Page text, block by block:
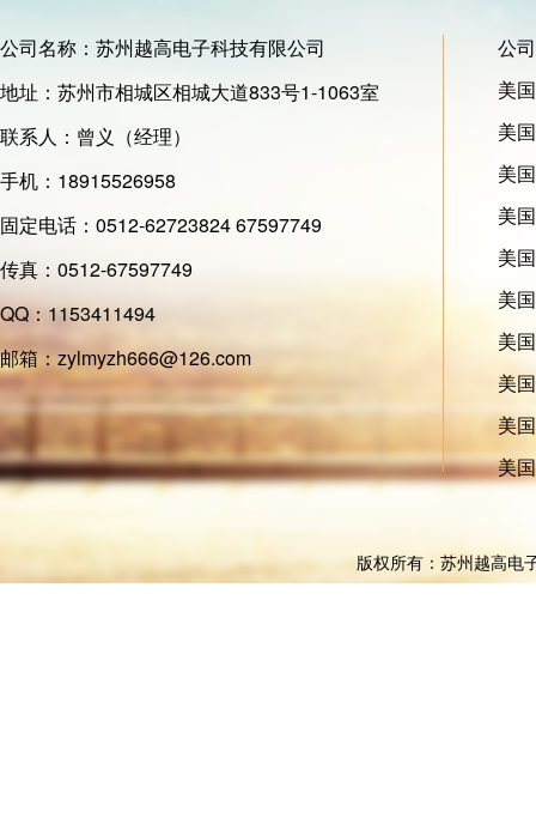
公司名称：苏州越高电子科技有限公司
地址：苏州市相城区相城大道833号1-1063室
联系人：曾义（经理）
手机：18915526958
固定电话：0512-62723824 67597749
传真：0512-67597749
QQ：1153411494
邮箱：zylmyzh666@126.com
公
美
美
美
美
美
美
美
美
美
美
版权所有：苏州越高电